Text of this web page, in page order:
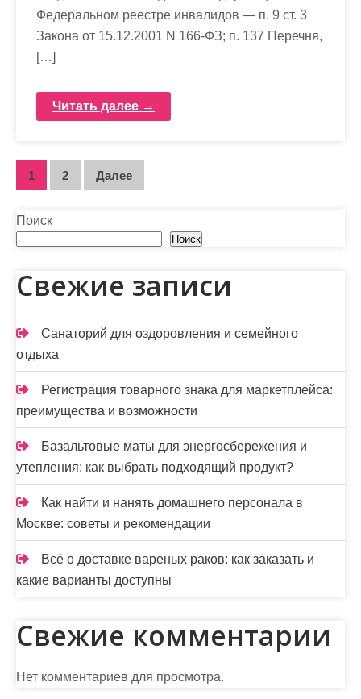
Федеральном реестре инвалидов — п. 9 ст. 3
Закона от 15.12.2001 N 166-ФЗ; п. 137 Перечня,
[…]
Читать далее →
П
а
г
и
н
а
ц
и
я
з
а
п
и
с
е
й
1 2 Далее
Поиск
Поиск
Свежие записи
Санаторий для оздоровления и семейного
отдыха
Регистрация товарного знака для маркетплейса:
преимущества и возможности
Базальтовые маты для энергосбережения и
утепления: как выбрать подходящий продукт?
Как найти и нанять домашнего персонала в
Москве: советы и рекомендации
Всё о доставке вареных раков: как заказать и
какие варианты доступны
Свежие комментарии
Нет комментариев для просмотра.